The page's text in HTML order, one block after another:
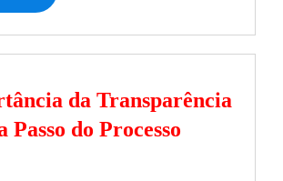
da Transparência
Passo do Processo